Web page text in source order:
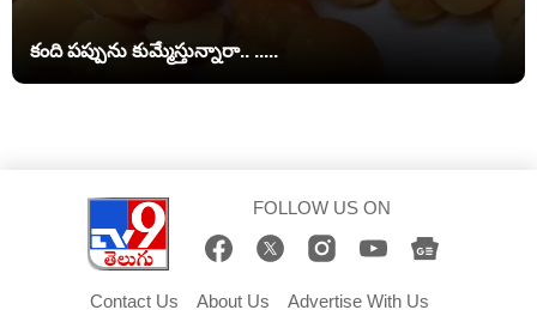
కంది పప్పును కుమ్మేస్తున్నారా.. .....
FOLLOW US ON
Contact Us About Us Advertise With Us